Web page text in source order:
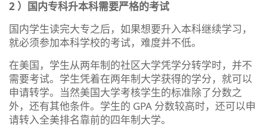
2 ）国内专科升本科需要严格的考试
国内学生读完大专之后，如果想要升入本科继续学习，
就必须参加本科学校的考试，难度并不低。
在美国，学生从两年制的社区大学凭学分转学时，并不
需要考试。学生凭着在两年制大学获得的学分，就可以
申请转学。当然美国大学考核学生的标准除了分数之
外，还有其他条件。学生的 GPA 分数较高时，还可以申
请转入全美排名靠前的四年制大学。